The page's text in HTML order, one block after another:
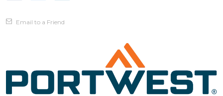
Email to a Friend